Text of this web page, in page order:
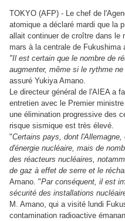
TOKYO (AFP) - Le chef de
atomique a déclaré mardi que la
allait continuer de croître dans le
mars à la centrale de Fukushima
"Il est certain que le nombre de
augmenter, même si le rythme
assuré Yukiya Amano.
Le directeur général de l'AIEA a
entretien avec le Premier
une élimination progressive des
risque sismique est très élevé.
"Certains pays, dont
d'énergie nucléaire, mais de
des réacteurs nucléaires,
de gaz à effet de serre et le
Amano. "Par conséquent, il est
sécurité des installations
M. Amano, qui a visité lundi
contamination radioactive